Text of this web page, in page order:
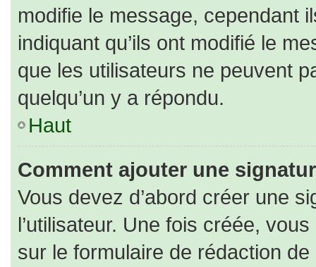
modifie le message, cependant
indiquant qu’ils ont modifié le
que les utilisateurs ne peuvent
quelqu’un y a répondu.
Haut
Comment ajouter une
Vous devez d’abord créer une
l’utilisateur. Une fois créée,
sur le formulaire de rédaction